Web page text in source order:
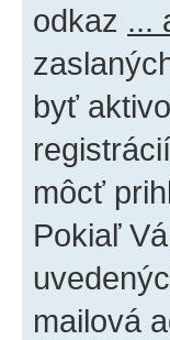
odkaz ...
byť
môcť
Pokiaľ
mailová